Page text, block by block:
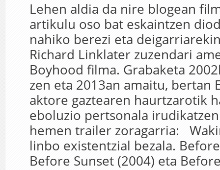
Lehen aldia da nire blogean
artikulu oso bat eskaintzen
nahiko berezi eta
Richard Linklater zuzendari
Boyhood filma. Grabaketa
zen eta 2013an amaitu, bertan
aktore gaztearen haurtzarotik
eboluzio pertsonala
hemen trailer zoragarria:
linbo existentzial bezala.
Before Sunset (2004) eta